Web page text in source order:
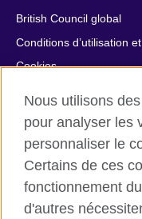
British Council global
Conditions d’utilisation
Cookies
© 2026 British Council
British Council in
unipersonnelle est une
internationale
Nous utilisons
pour analyser les
personnaliser le
Certains de ces
fonctionnement
d'autres